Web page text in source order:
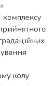
комплексу
колу